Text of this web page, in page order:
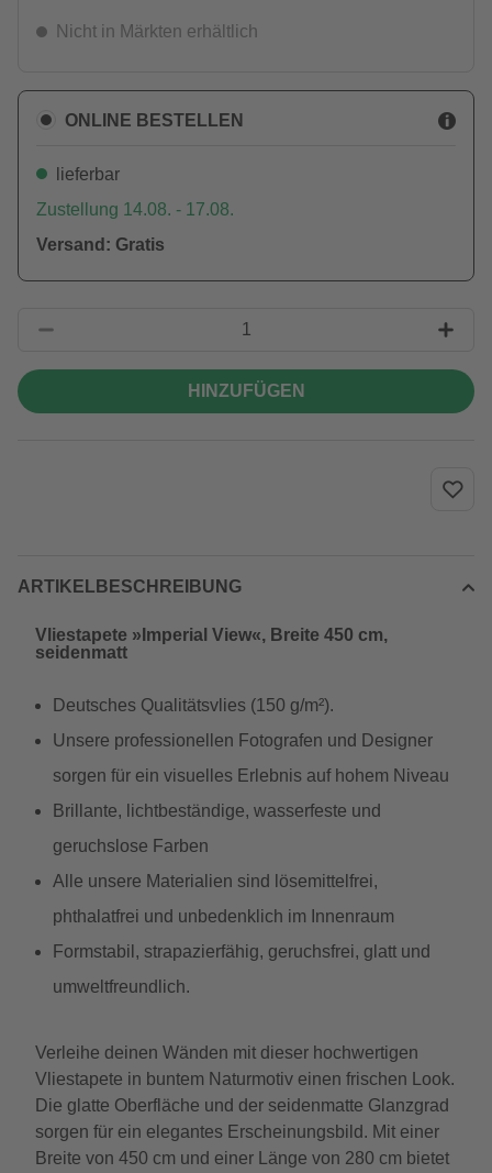
Nicht in Märkten erhältlich
ONLINE BESTELLEN
lieferbar
Zustellung 14.08. - 17.08.
Versand: Gratis
HINZUFÜGEN
ARTIKELBESCHREIBUNG
Vliestapete »Imperial View«, Breite 450 cm,
seidenmatt
Deutsches Qualitätsvlies (150 g/m²).
Unsere professionellen Fotografen und Designer
sorgen für ein visuelles Erlebnis auf hohem Niveau
Brillante, lichtbeständige, wasserfeste und
geruchslose Farben
Alle unsere Materialien sind lösemittelfrei,
phthalatfrei und unbedenklich im Innenraum
Formstabil, strapazierfähig, geruchsfrei, glatt und
umweltfreundlich.
Verleihe deinen Wänden mit dieser hochwertigen
Vliestapete in buntem Naturmotiv einen frischen Look.
Die glatte Oberfläche und der seidenmatte Glanzgrad
sorgen für ein elegantes Erscheinungsbild. Mit einer
Breite von 450 cm und einer Länge von 280 cm bietet